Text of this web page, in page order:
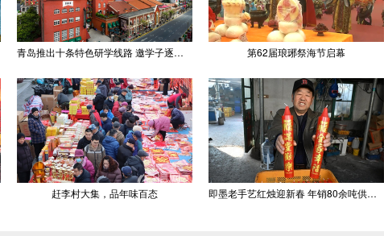
青岛推出十条特色研学线路 邀学子逐梦深蓝探知山海 第62届琅琊祭海节启幕
赶李村大集，品年味百态 即墨老手艺红烛迎新春 年销80余吨供不应求